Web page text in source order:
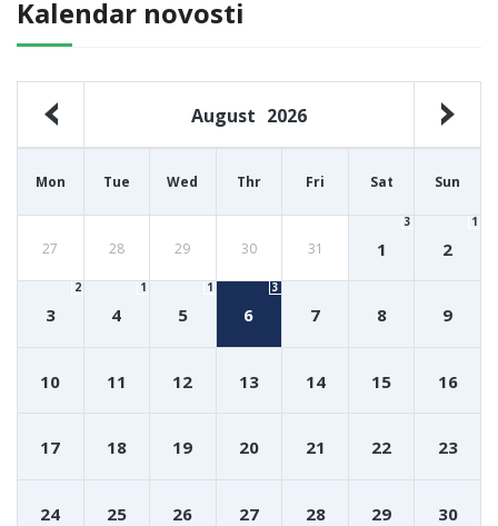
Kalendar novosti
August 2026
Mon Tue Wed Thr Fri Sat Sun
27 28 29 30 31 1
3
2
1
3
2
4
1
5
1
6
3
7 8 9
10 11 12 13 14 15 16
17 18 19 20 21 22 23
24 25 26 27 28 29 30